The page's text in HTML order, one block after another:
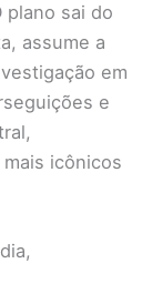
plano sai do
assume a
em
e
icônicos